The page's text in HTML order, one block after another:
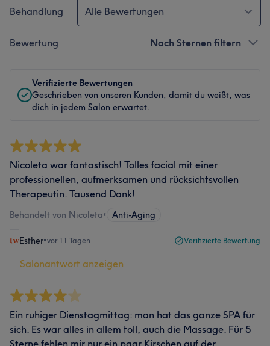
Behandlung Alle Bewertungen
Bewertung Nach Sternen filtern
Verifizierte Bewertungen
Geschrieben von unseren Kunden, damit du weißt, was
dich in jedem Salon erwartet.
Nicoleta war fantastisch! Tolles facial mit einer
professionellen, aufmerksamen und rücksichtsvollen
Therapeutin. Tausend Dank!
Behandelt von Nicoleta• Anti-Aging
Esther•vor 11 Tagen Verifizierte Bewertung
Salonantwort anzeigen
Ein ruhiger Dienstagmittag: man hat das ganze SPA für
sich. Es war alles in allem toll, auch die Massage. Für 5
Sterne fehlen mir nur ein paar Kirschen auf der